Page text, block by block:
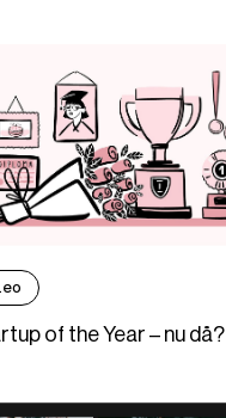
of the Year – nu då?